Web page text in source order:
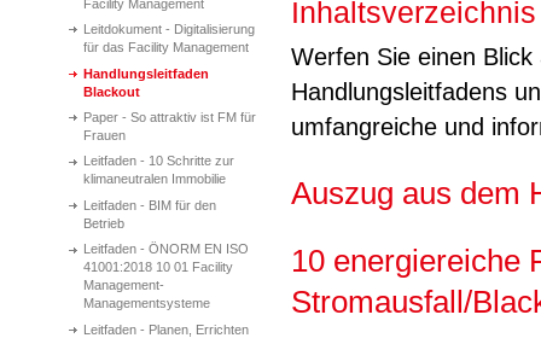
Facility Management
Leitdokument - Digitalisierung
für das Facility Management
Handlungsleitfaden
Blackout
Paper - So attraktiv ist FM für
Frauen
Leitfaden - 10 Schritte zur
klimaneutralen Immobilie
Leitfaden - BIM für den
Betrieb
Leitfaden - ÖNORM EN ISO
41001:2018 10 01 Facility
Management-
Managementsysteme
Leitfaden - Planen, Errichten
Werfen Sie einen
Handlungsleitfadens
umfangreiche und
Auszug aus dem
10 energiereiche
Stromausfall/